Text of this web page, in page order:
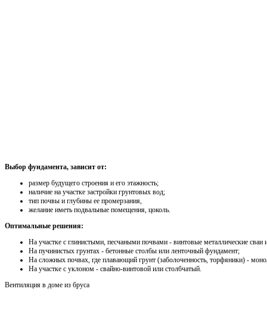
Выбор фундамента, зависит от:
размер будущего строения и его этажность;
наличие на участке застройки грунтовых вод;
тип почвы и глубины ее промерзания,
желание иметь подвальные помещения, цоколь.
Оптимальные решения:
На участке с глинистыми, песчаными почвами - винтовые металлические
На пучинистых грунтах - бетонные столбы или ленточный фундамент;
На сложных почвах, где плавающий грунт (заболоченность, торфяники) -
На участке с уклоном - свайно-винтовой или столбчатый.
Вентиляция в доме из бруса